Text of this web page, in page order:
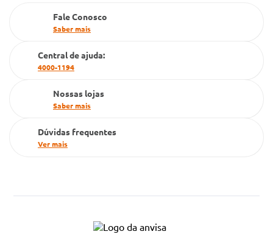
Cartão Grupo Conde
Televendas
Fale Conosco
Saber mais
Central de ajuda:
4000-1194
Nossas lojas
Saber mais
Dúvidas frequentes
Ver mais